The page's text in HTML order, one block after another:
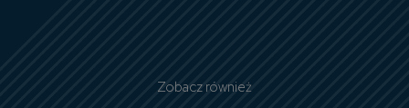
Zobacz również